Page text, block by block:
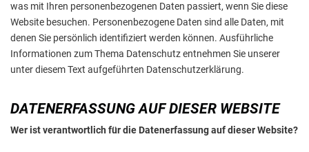
was mit Ihren personenbezogenen Daten passiert, wenn Sie diese
Website besuchen. Personenbezogene Daten sind alle Daten, mit
denen Sie persönlich identifiziert werden können. Ausführliche
Informationen zum Thema Datenschutz entnehmen Sie unserer
unter diesem Text aufgeführten Datenschutzerklärung.
DATENERFASSUNG AUF DIESER WEBSITE
Wer ist verantwortlich für die Datenerfassung auf dieser Website?